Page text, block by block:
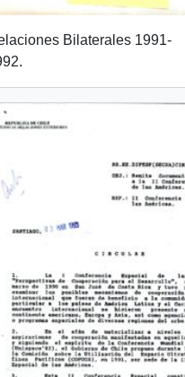
Bilaterales 1991-